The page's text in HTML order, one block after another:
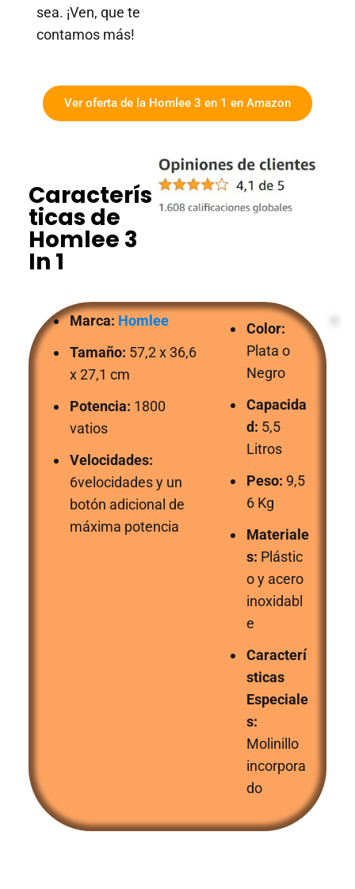
sea. ¡Ven, que te
contamos más!
Ver oferta de la Homlee 3 en 1 en Amazon
Caracterís
ticas de
Homlee 3
In 1
Marca: Homlee
Tamaño: 57,2 x 36,6
x 27,1 cm
Potencia: 1800
vatios
Velocidades:
6velocidades y un
botón adicional de
máxima potencia
Color:
Plata o
Negro
Capacida
d: 5,5
Litros
Peso: 9,5
6 Kg
Materiale
s: Plástic
o y acero
inoxidabl
e
Caracterí
sticas
Especiale
s:
Molinillo
incorpora
do